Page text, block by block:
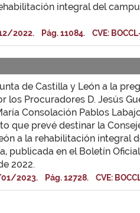
integral del
2022. Pág. 11084. CVE:
de Castilla y León a la
los Procuradores D. Jesús
Consolación Pablos
que prevé destinar la
a la rehabilitación integral
publicada en el Boletín
2022.
01/2023. Pág. 12728. CVE: